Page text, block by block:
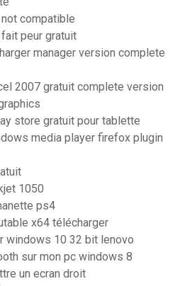
compatible
peur gratuit
manager version complete
2007 gratuit complete version
store gratuit pour tablette
media player firefox plugin
1050
ps4
x64 télécharger
windows 10 32 bit lenovo
sur mon pc windows 8
un ecran droit